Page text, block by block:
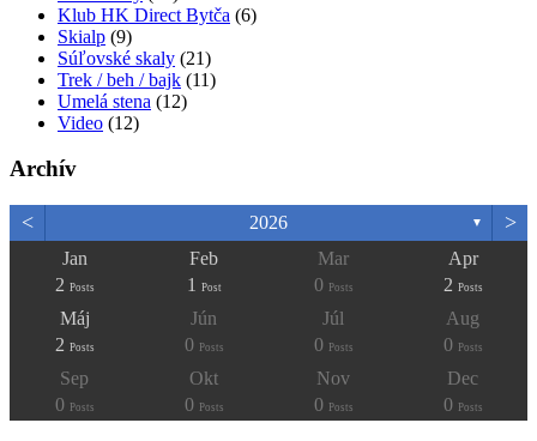
Klub HK Direct Bytča (6)
Skialp (9)
Súľovské skaly (21)
Trek / beh / bajk (11)
Umelá stena (12)
Video (12)
Archív
< 2026 ▼ >
Jan
2 Posts
Feb
1
Post
Mar
0
Posts
Apr
2 Posts
Máj
2 Posts
Jún
0
Posts
Júl
0
Posts
Aug
0
Posts
Sep
0
Posts
Okt
0
Posts
Nov
0
Posts
Dec
0
Posts